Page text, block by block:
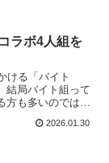
ラボ4人組を
ける「バイト
結局バイト組って
方も多いのではな
2026.01.30